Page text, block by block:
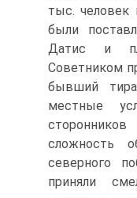
тыс. человек
были
Датис и
Советником
бывший
местные
сложность
северного
приняли